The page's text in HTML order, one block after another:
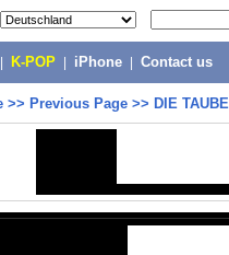
K-POP iPhone Contact us
>> Previous Page >> DIE